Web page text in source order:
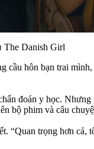
The Danish Girl
cầu hôn bạn trai
đoán y học.
bộ phim và câu
trọng hơn